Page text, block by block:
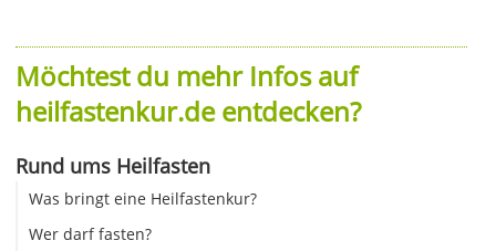
Möchtest du mehr Infos auf
heilfastenkur.de entdecken?
Rund ums Heilfasten
Was bringt eine Heilfastenkur?
Wer darf fasten?